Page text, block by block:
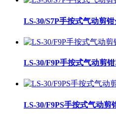
LS-30/S7P手按式气动剪
LS-30/F9P手按式气动剪
LS-30/F9PS手按式气动剪